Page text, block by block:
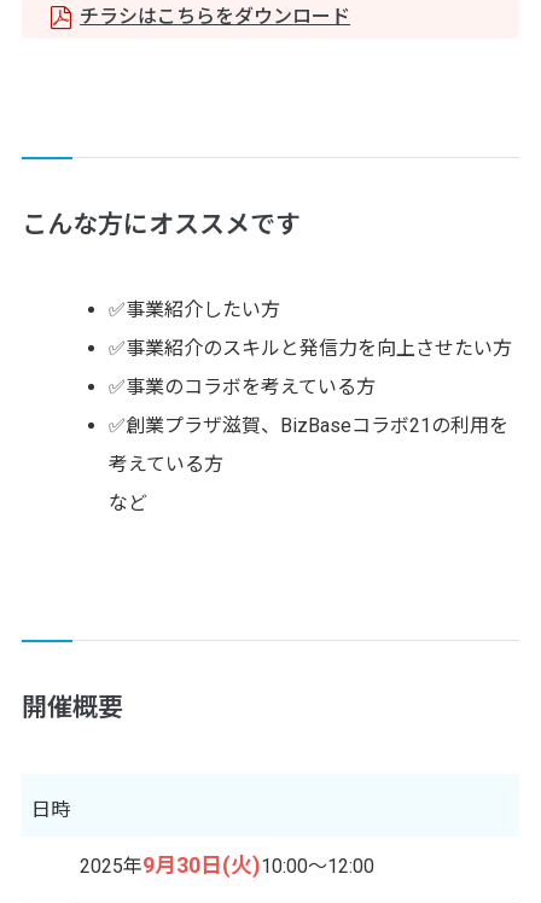
チラシはこちらをダウンロード
こんな方にオススメです
✅事業紹介したい方
✅事業紹介のスキルと発信力を向上させたい方
✅事業のコラボを考えている方
✅創業プラザ滋賀、BizBaseコラボ21の利用を
考えている方
など
開催概要
日時
2025年9月30日(火)10:00～12:00